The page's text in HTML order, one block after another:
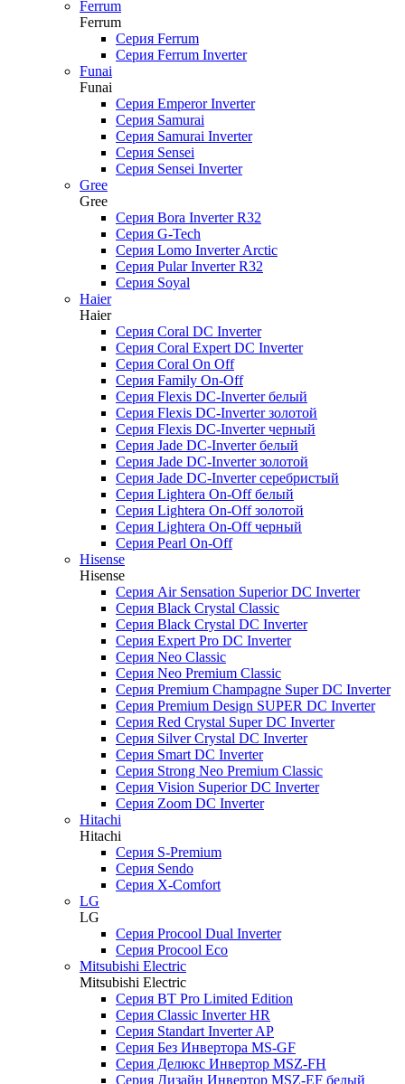
Ferrum
Ferrum
Серия Ferrum
Серия Ferrum Inverter
Funai
Funai
Серия Emperor Inverter
Серия Samurai
Серия Samurai Inverter
Серия Sensei
Серия Sensei Inverter
Gree
Gree
Серия Bora Inverter R32
Серия G-Tech
Серия Lomo Inverter Arctic
Серия Pular Inverter R32
Серия Soyal
Haier
Haier
Серия Coral DC Inverter
Серия Coral Expert DC Inverter
Серия Coral On Off
Серия Family On-Off
Серия Flexis DC-Inverter белый
Серия Flexis DC-Inverter золотой
Серия Flexis DC-Inverter черный
Серия Jade DC-Inverter белый
Серия Jade DC-Inverter золотой
Серия Jade DC-Inverter серебристый
Серия Lightera On-Off белый
Серия Lightera On-Off золотой
Серия Lightera On-Off черный
Серия Pearl On-Off
Hisense
Hisense
Серия Air Sensation Superior DC Inverter
Серия Black Crystal Classic
Серия Black Crystal DC Inverter
Серия Expert Pro DC Inverter
Серия Neo Classic
Серия Neo Premium Classic
Серия Premium Champagne Super DC Inverter
Серия Premium Design SUPER DC Inverter
Серия Red Crystal Super DC Inverter
Серия Silver Crystal DC Inverter
Серия Smart DC Inverter
Серия Strong Neo Premium Classic
Серия Vision Superior DC Inverter
Серия Zoom DC Inverter
Hitachi
Hitachi
Серия S-Premium
Серия Sendo
Серия X-Comfort
LG
LG
Серия Procool Dual Inverter
Серия Procool Eco
Mitsubishi Electric
Mitsubishi Electric
Серия BT Pro Limited Edition
Серия Classic Inverter HR
Серия Standart Inverter AP
Серия Без Инвертора MS-GF
Серия Делюкс Инвертор MSZ-FH
Серия Дизайн Инвертор MSZ-EF белый